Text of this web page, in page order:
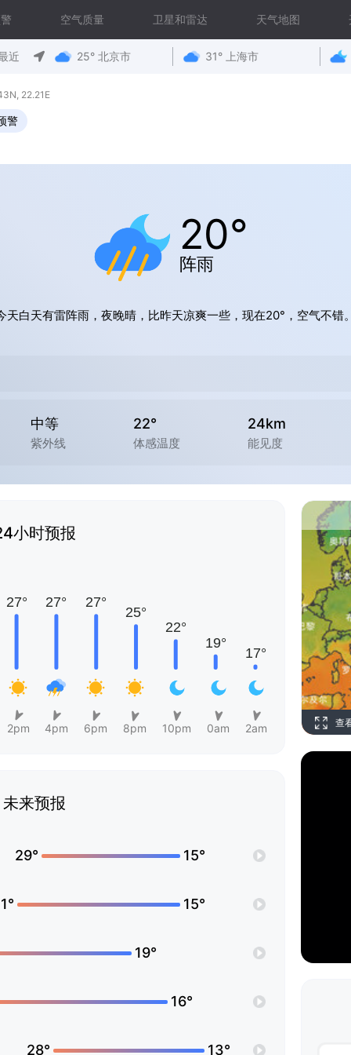
空气质量 卫星和雷达 天气地图
近 25° 北京市 31° 上海市
22.21E
警
20°
阵雨
天白天有雷阵雨，夜晚晴，比昨天凉爽一些，现在20°，空气不错
中等
紫外线
22°
体感温度
24km
能见度
小时预报
2pm 4pm 6pm 8pm 10pm 0am 2am
未来预报
29° 15°
15°
19°
16°
28° 13°
查